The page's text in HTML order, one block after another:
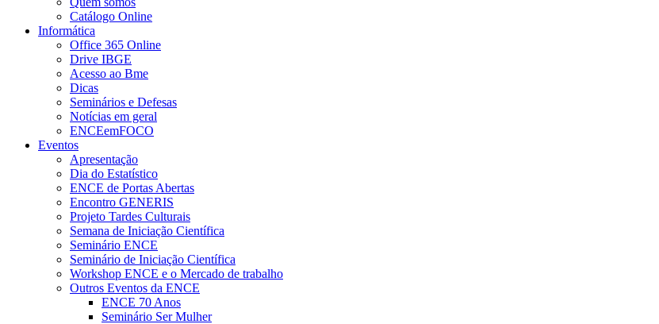
Catálogo Online
Informática
Office 365 Online
Drive IBGE
Acesso ao Bme
Dicas
Seminários e Defesas
Notícias em geral
ENCEemFOCO
Eventos
Apresentação
Dia do Estatístico
ENCE de Portas Abertas
Encontro GENERIS
Projeto Tardes Culturais
Semana de Iniciação Científica
Seminário ENCE
Seminário de Iniciação Científica
Workshop ENCE e o Mercado de trabalho
Outros Eventos da ENCE
ENCE 70 Anos
Seminário Ser Mulher